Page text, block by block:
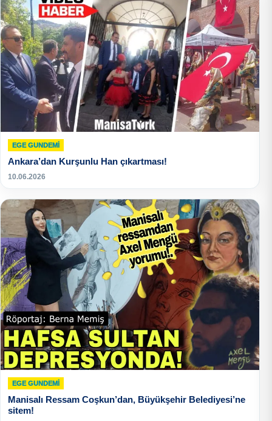
EGE GUNDEMİ
Ankara’dan Kurşunlu Han çıkartması!
10.06.2026
EGE GUNDEMİ
Manisalı Ressam Coşkun’dan, Büyükşehir Belediyesi’ne
sitem!